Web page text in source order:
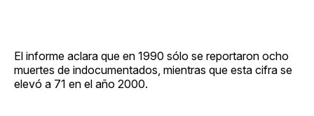
El informe aclara que en 1990 sólo se reportaron ocho
muertes de indocumentados, mientras que esta cifra se
elevó a 71 en el año 2000.